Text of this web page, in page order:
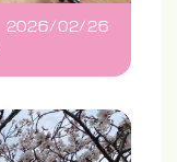
2026/02/26